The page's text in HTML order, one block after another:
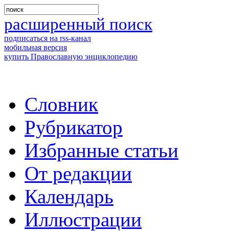
расширенный поиск
подписаться на rss-канал
мобильная версия
купить Православную энциклопедию
Словник
Рубрикатор
Избранные статьи
От редакции
Календарь
Иллюстрации